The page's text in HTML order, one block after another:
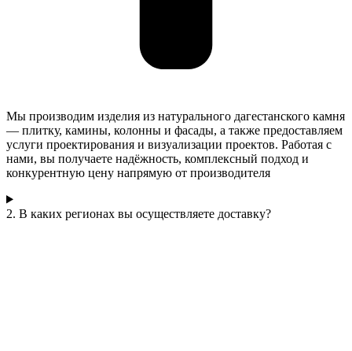
Мы производим изделия из натурального дагестанского камня
— плитку, камины, колонны и фасады, а также предоставляем
услуги проектирования и визуализации проектов. Работая с
нами, вы получаете надёжность, комплексный подход и
конкурентную цену напрямую от производителя
2. В каких регионах вы осуществляете доставку?